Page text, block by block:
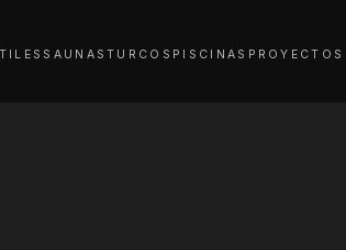
SAUNASTURCOS PISCINAS PROYECTOS